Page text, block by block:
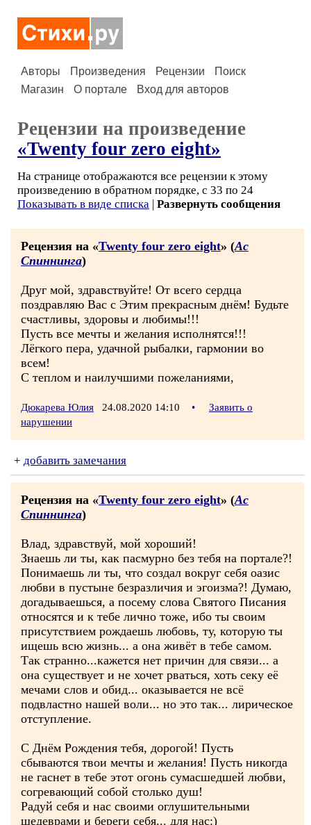
Авторы Произведения Рецензии
Поиск
Магазин
О портале Вход для авторов
Рецензии на произведение
«Twenty four zero eight»
На странице отображаются все рецензии к этому
произведению в обратном порядке, с 33 по 24
Показывать в виде списка | Развернуть сообщения
Рецензия на «Twenty four zero eight» (Ас
Спиннинга)
Друг мой, здравствуйте! От всего сердца
поздравляю Вас с Этим прекрасным днём! Будьте
счастливы, здоровы и любимы!!!
Пусть все мечты и желания исполнятся!!!
Лёгкого пера, удачной рыбалки, гармонии во
всем!
С теплом и наилучшими пожеланиями,
Дюкарева Юлия 24.08.2020 14:10 •
Заявить о
нарушении
+ добавить замечания
Рецензия на «Twenty four zero eight» (Ас
Спиннинга)
Влад, здравствуй, мой хороший!
Знаешь ли ты, как пасмурно без тебя на портале?!
Понимаешь ли ты, что создал вокруг себя оазис
любви в пустыне безразличия и эгоизма?! Думаю,
догадываешься, а посему слова Святого Писания
относятся и к тебе лично тоже, ибо ты своим
присутствием рождаешь любовь, ту, которую ты
ищешь всю жизнь... а она живёт в тебе самом.
Так странно...кажется нет причин для связи... а
она существует и не хочет рваться, хоть секу её
мечами слов и обид... оказывается не всё
подвластно нашей воли... но это так... лирическое
отступление.
С Днём Рождения тебя, дорогой! Пусть
сбываются твои мечты и желания! Пусть никогда
не гаснет в тебе этот огонь сумасшедшей любви,
согревающий собой столько душ!
Радуй себя и нас своими оглушительными
шедеврами и береги себя... для нас:)